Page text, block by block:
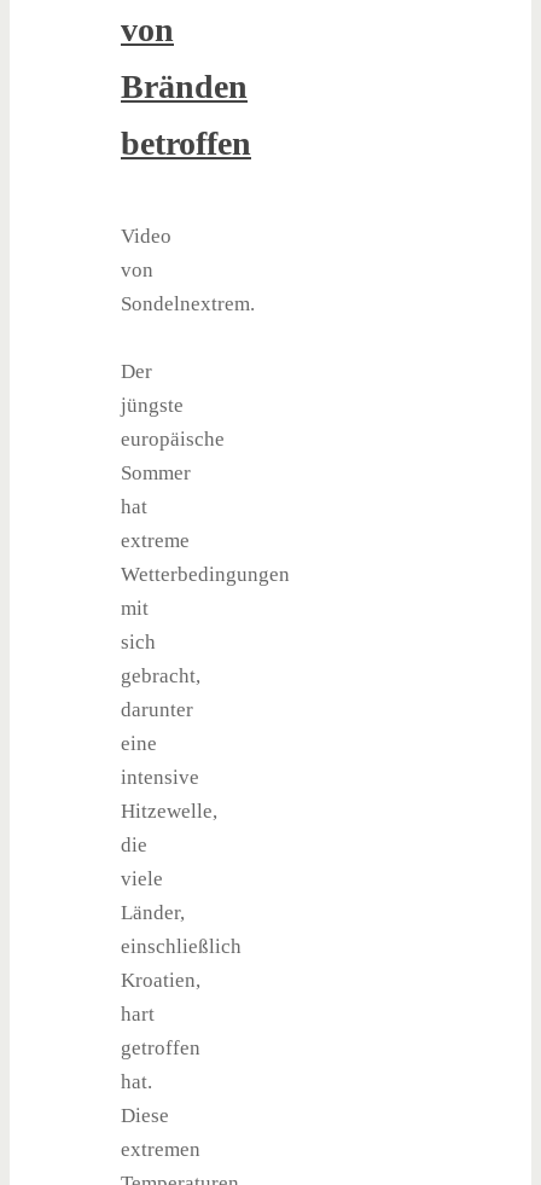
von
Bränden
betroffen
Video
von
Sondelnextrem.
Der
jüngste
europäische
Sommer
hat
extreme
Wetterbedingungen
mit
sich
gebracht,
darunter
eine
intensive
Hitzewelle,
die
viele
Länder,
einschließlich
Kroatien,
hart
getroffen
hat.
Diese
extremen